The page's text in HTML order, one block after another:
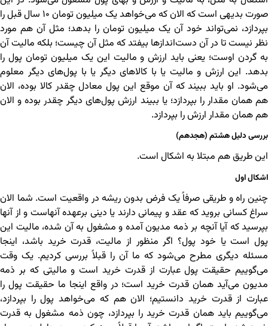
صورت بدیهی است که الان که می‌‌خواهد یک میلیون تومان ۱۰ سال قبل را
بپردازد، نمی‌تواند خود آن یک میلیون تومان را بدهد؛ مثل آن هم مورد
نظر نیست تا در آن دست‌اندازها بیفتد که مثل آن چیست؛ بلکه مالیت آن
به گردن اوست؛ یعنی باید ارزش و مالیت این یک میلیون تومان پول را
بدهد. این ارزش و مالیت یا با کالاهای دیگر یا با پول‌های دیگر معلوم
می‌شود. او باید ببیند که آن موقع این پول معادل چقدر کالا بوده، الان
هم همان مقدار را بپردازد؛ یا ببیند ارزش پول‌های دیگر چقدر بوده و الان
هم همان مقدار ارزش را بپردازد.
بررسی دلیل هشتم (هجدهم)
این طریق هم مبتلا به اشکال است.
اشکال اول
چنین راه و طریقی صرفاً یک فرض بدون ریشه در واقعیت است. شما الان
سراغ کسانی بروید که عقد و پیمانی دارند یا دینی برعهده آنهاست و از آنها
بپرسید که آیا آنچه بر ذمه مدیون آمده و مشغول به آن شده، مالیت این
پول است یا خود پول؟ اگر منظور از مالیت، قدرت خرید باشد، اینجا
مسئله دیگری مطرح می‌شود که ما آن را قبلاً بررسی کردیم. یک وقت
می‌گوییم حقیقت پول عبارت از قدرت خرید است و مالیتی که بر ذمه
مدیون می‌آید همان قدرت خرید است؛ در واقع اینجا ما حقیقت پول را
عبارت از قدرت خرید دانستیم؛ الان هم که می‌خواهد پول را بپردازد،
می‌گوییم باید همان قدرت خرید را بپردازد، چون ذمه مشغول به قدرت